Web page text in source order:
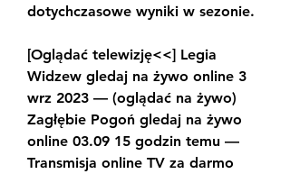
dotychczasowe wyniki w sezonie.
[Oglądać telewizję<<] Legia
Widzew gledaj na żywo online 3
wrz 2023 — (oglądać na żywo)
Zagłębie Pogoń gledaj na żywo
online 03.09 15 godzin temu —
Transmisja online TV za darmo